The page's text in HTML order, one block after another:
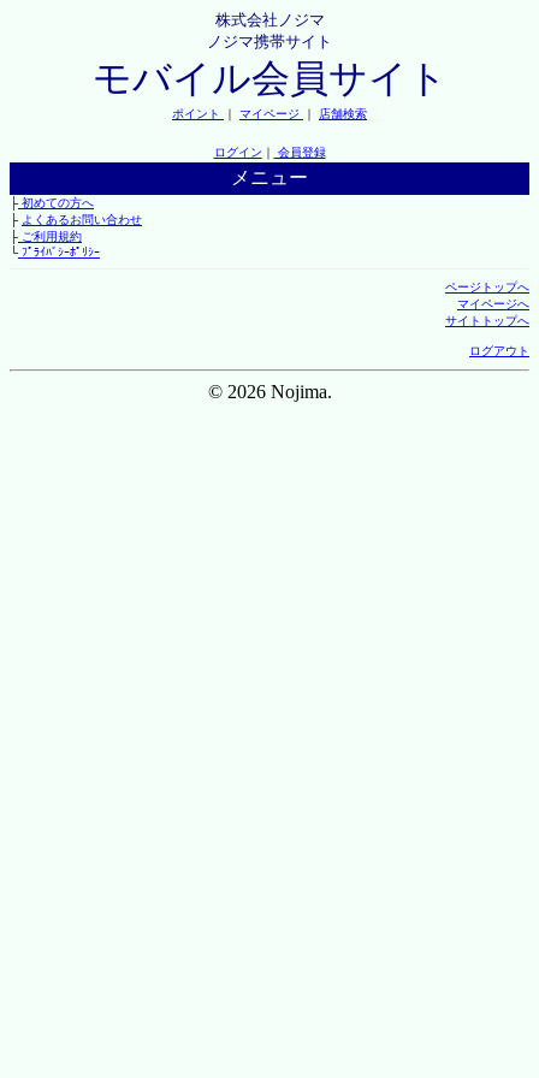
株式会社ノジマ
ノジマ携帯サイト
モバイル会員サイト
ポイント ｜ マイページ ｜ 店舗検索
ログイン ｜ 会員登録
メニュー
├初めての方へ
├ よくあるお問い合わせ
├ご利用規約
└ﾌﾟﾗｲﾊﾞｼｰﾎﾟﾘｼｰ
ページトップへ
マイページへ
サイトトップへ
ログアウト
© 2026 Nojima.